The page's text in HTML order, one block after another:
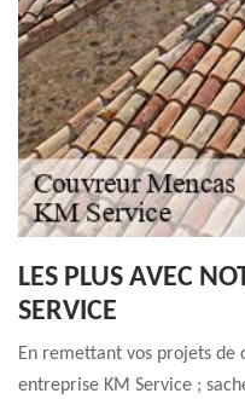
LES PLUS AVEC
SERVICE
En remettant vos projets
entreprise KM Service ;